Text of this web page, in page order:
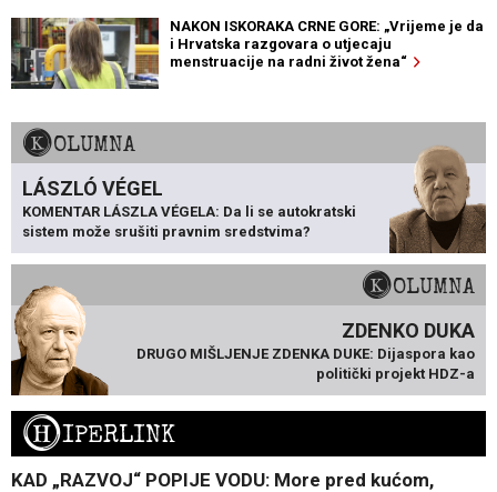
NAKON ISKORAKA CRNE GORE: „Vrijeme je da
i Hrvatska razgovara o utjecaju
menstruacije na radni život žena“
KOLUMNA
LÁSZLÓ VÉGEL
KOMENTAR LÁSZLA VÉGELA: Da li se autokratski
sistem može srušiti pravnim sredstvima?
KOLUMNA
ZDENKO DUKA
DRUGO MIŠLJENJE ZDENKA DUKE: Dijaspora kao
politički projekt HDZ-a
HIPERLINK
KAD „RAZVOJ“ POPIJE VODU: More pred kućom,